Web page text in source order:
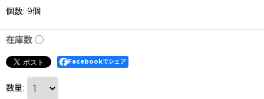
個数: 9個
在庫数 ◯
Facebookでシェア
数量: